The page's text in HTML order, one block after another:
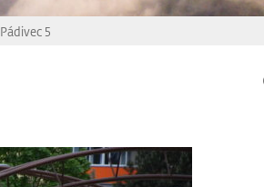
Pádivec 5